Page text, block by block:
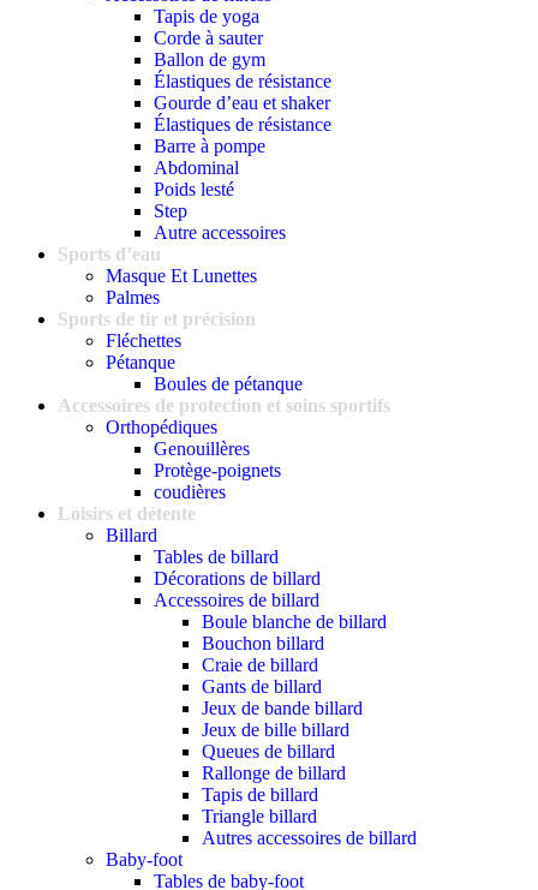
Tapis de yoga
Corde à sauter
Ballon de gym
Élastiques de résistance
Gourde d’eau et shaker
Élastiques de résistance
Barre à pompe
Abdominal
Poids lesté
Step
Autre accessoires
Sports d’eau
Masque Et Lunettes
Palmes
Sports de tir et précision
Fléchettes
Pétanque
Boules de pétanque
Accessoires de protection et soins sportifs
Orthopédiques
Genouillères
Protège-poignets
coudières
Loisirs et détente
Billard
Tables de billard
Décorations de billard
Accessoires de billard
Boule blanche de billard
Bouchon billard
Craie de billard
Gants de billard
Jeux de bande billard
Jeux de bille billard
Queues de billard
Rallonge de billard
Tapis de billard
Triangle billard
Autres accessoires de billard
Baby-foot
Tables de baby-foot